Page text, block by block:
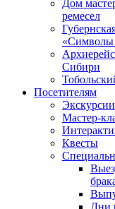
Дом
ремесел
Сибири
Посетителям
Экскурсии
Мастер-
Квесты
Дни